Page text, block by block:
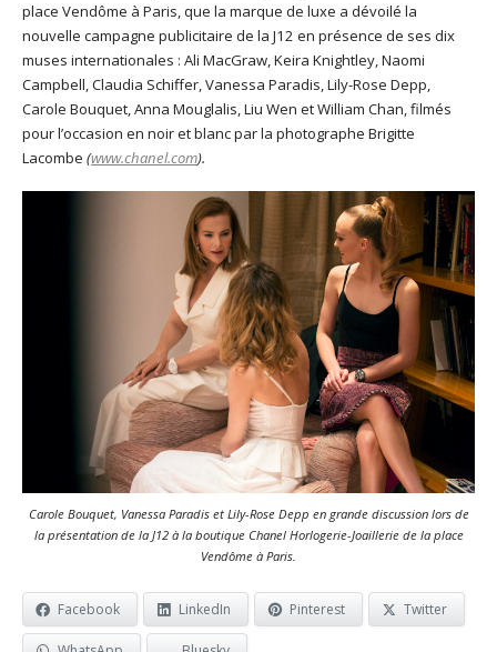
place Vendôme à Paris, que la marque de luxe a dévoilé la
nouvelle campagne publicitaire de la J12 en présence de ses dix
muses internationales : Ali MacGraw, Keira Knightley, Naomi
Campbell, Claudia Schiffer, Vanessa Paradis, Lily-Rose Depp,
Carole Bouquet, Anna Mouglalis, Liu Wen et William Chan, filmés
pour l’occasion en noir et blanc par la photographe Brigitte
Lacombe (www.chanel.com).
Carole Bouquet, Vanessa Paradis et Lily-Rose Depp en grande discussion lors de
la présentation de la J12 à la boutique Chanel Horlogerie-Joaillerie de la place
Vendôme à Paris.
Facebook LinkedIn Pinterest Twitter